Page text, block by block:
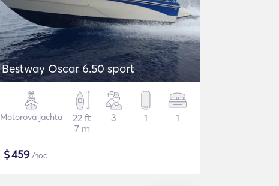
Bestway Oscar 6.50 sport
Motorová jachta
22 ft
7 m
3 1 1
$459/noc